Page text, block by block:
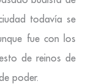
todavía se
fue con los
de reinos de
poder.